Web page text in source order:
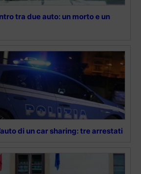
tra due auto: un morto e un
di un car sharing: tre arrestati